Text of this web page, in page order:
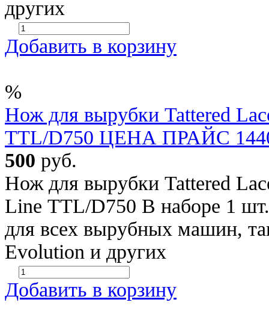
других
Добавить в корзину
%
Нож для вырубки Tattered
TTL/D750 ЦЕНА ПРАЙС
500 руб.
Нож для вырубки Tattered
Line TTL/D750 В наборе 1
для всех вырубных машин,
Evolution и других
Добавить в корзину